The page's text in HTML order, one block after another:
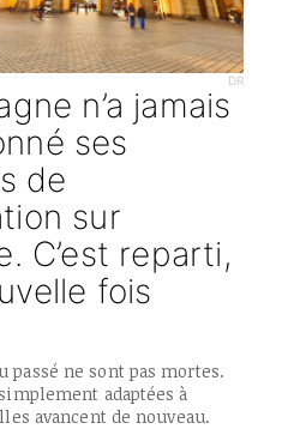
DR
n’a jamais
ses
de
sur
C’est reparti,
fois
passé ne sont pas mortes.
adaptées à
avancent de nouveau.